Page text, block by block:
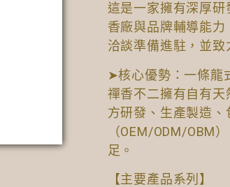
這是一家擁有深厚
香廠與品牌輔導能
洽談準備進駐，並
➤核心優勢：一條龍
禪香不二擁有自有
方研發、生產製造
（OEM/ODM/OBM
足。
【主要產品系列】